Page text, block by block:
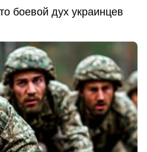
боевой дух украинцев